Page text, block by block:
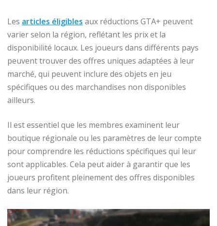
Les articles éligibles aux réductions GTA+ peuvent
varier selon la région, reflétant les prix et la
disponibilité locaux. Les joueurs dans différents pays
peuvent trouver des offres uniques adaptées à leur
marché, qui peuvent inclure des objets en jeu
spécifiques ou des marchandises non disponibles
ailleurs.
Il est essentiel que les membres examinent leur
boutique régionale ou les paramètres de leur compte
pour comprendre les réductions spécifiques qui leur
sont applicables. Cela peut aider à garantir que les
joueurs profitent pleinement des offres disponibles
dans leur région.